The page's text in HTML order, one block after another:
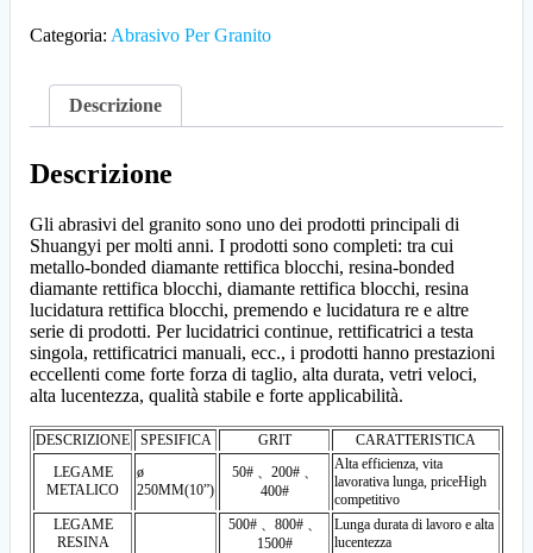
Categoria: Abrasivo Per Granito
Descrizione
Descrizione
Gli abrasivi del granito sono uno dei prodotti principali di
Shuangyi per molti anni. I prodotti sono completi: tra cui
metallo-bonded diamante rettifica blocchi, resina-bonded
diamante rettifica blocchi, diamante rettifica blocchi, resina
lucidatura rettifica blocchi, premendo e lucidatura re e altre
serie di prodotti. Per lucidatrici continue, rettificatrici a testa
singola, rettificatrici manuali, ecc., i prodotti hanno prestazioni
eccellenti come forte forza di taglio, alta durata, vetri veloci,
alta lucentezza, qualità stabile e forte applicabilità.
DESCRIZIONE SPESIFICA GRIT
CARATTERISTICA
LEGAME
METALICO
ø
250MM(10”)
50# 、200# 、
400#
Alta efficienza, vita
lavorativa lunga, priceHigh
competitivo
LEGAME
RESINA
500# 、800# 、
1500#
Lunga durata di lavoro e alta
lucentezza